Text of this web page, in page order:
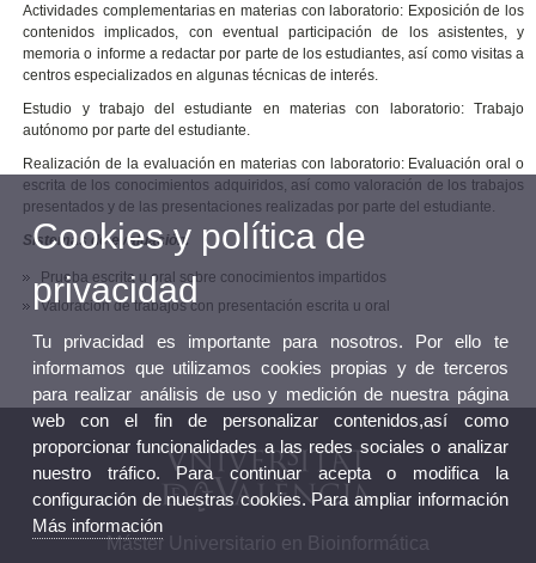
Actividades complementarias en materias con laboratorio: Exposición de los
contenidos implicados, con eventual participación de los asistentes, y
memoria o informe a redactar por parte de los estudiantes, así como visitas a
centros especializados en algunas técnicas de interés.
Estudio y trabajo del estudiante en materias con laboratorio: Trabajo
autónomo por parte del estudiante.
Realización de la evaluación en materias con laboratorio: Evaluación oral o
escrita de los conocimientos adquiridos, así como valoración de los trabajos
presentados y de las presentaciones realizadas por parte del estudiante.
Sistemas de evaluación.
Prueba escrita u oral sobre conocimientos impartidos
Valoración de trabajos con presentación escrita u oral
Máster Universitario en Bioinformática
Cookies y política de
privacidad
Tu privacidad es importante para nosotros. Por ello te
informamos que utilizamos cookies propias y de terceros
para realizar análisis de uso y medición de nuestra página
web con el fin de personalizar contenidos,así como
proporcionar funcionalidades a las redes sociales o analizar
nuestro tráfico. Para continuar acepta o modifica la
configuración de nuestras cookies. Para ampliar información
Más información